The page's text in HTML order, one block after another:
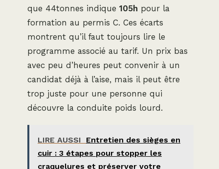
que 44tonnes indique 105h pour la
formation au permis C. Ces écarts
montrent qu’il faut toujours lire le
programme associé au tarif. Un prix bas
avec peu d’heures peut convenir à un
candidat déjà à l’aise, mais il peut être
trop juste pour une personne qui
découvre la conduite poids lourd.
LIRE AUSSI
Entretien des sièges en
cuir : 3 étapes pour stopper les
craquelures et préserver votre